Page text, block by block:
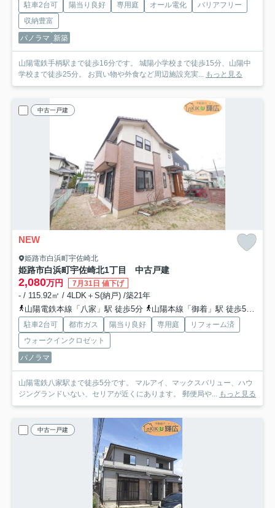
駐車2台可 陽当り良好 専用庭 オール電化
バリアフリー
収納豊富
パノラマ 新築
山陽電鉄手柄駅まで徒歩16分です。 城陽小学校まで徒歩15分、山陽中
学校まで徒歩25分。 お買い物や外食など周辺施設充実... もっと見る
中古一戸建
NEW
姫路市白浜町宇佐崎北
姫路市白浜町宇佐崎北1丁目 中古戸建
2,080万円 7月31日 値下げ
- / 115.92㎡ / 4LDK＋S(納戸) /築21年
山陽電鉄本線「八家」駅 徒歩5分
山陽本線「御着」駅 徒歩53分
駐車2台可 都市ガス 陽当り良好 専用庭
リフォーム済
ウォークインクロゼット
パノラマ
山陽電鉄八家駅まで徒歩5分です。 マルアイ、マックスバリュー、ハウ
ジングランドいない、セリアが近くにあります。 郵便局や... もっと見る
中古一戸建